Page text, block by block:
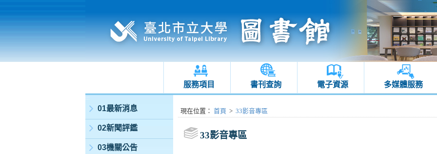
服務項目 書刊查詢 電子資源 多媒體服務
:::
01最新消息
02新聞評鑑
03機關公告
:::現在位置 ： 首頁 > 33影音專區
33影音專區